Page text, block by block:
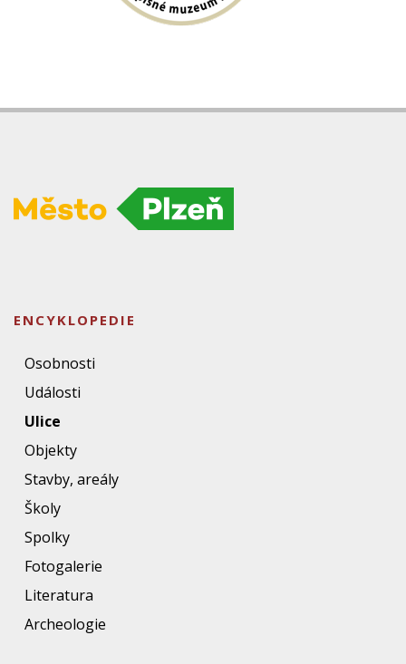
ENCYKLOPEDIE
Osobnosti
Události
Ulice
Objekty
Stavby, areály
Školy
Spolky
Fotogalerie
Literatura
Archeologie